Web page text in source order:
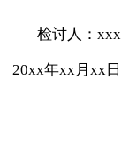
检讨人：xxx
年xx月xx日